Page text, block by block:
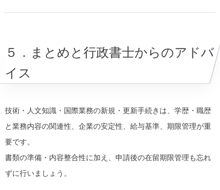
５．まとめと行政書士からのアドバ
イス
技術・人文知識・国際業務の新規・更新手続きは、学歴・職歴
と業務内容の関連性、企業の安定性、給与基準、期限管理が重
要です。
書類の準備・内容整合性に加え、申請後の在留期限管理も忘れ
ずに行いましょう。